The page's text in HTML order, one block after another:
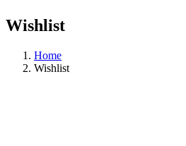
Wishlist
Home
Wishlist